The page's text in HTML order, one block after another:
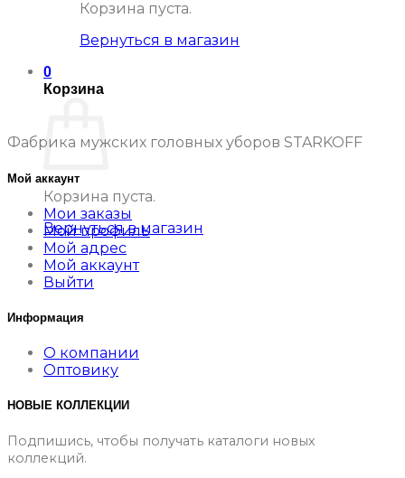
Корзина пуста.
Вернуться в магазин
0
Корзина
Корзина пуста.
Вернуться в магазин
Фабрика мужских головных уборов STARKOFF
Мой аккаунт
Мои заказы
Мой профиль
Мой адрес
Мой аккаунт
Выйти
Информация
О компании
Оптовику
НОВЫЕ КОЛЛЕКЦИИ
Подпишись, чтобы получать каталоги новых
коллекций.